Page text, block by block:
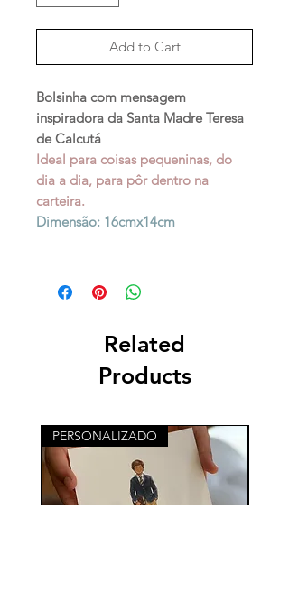
Add to Cart
Bolsinha com mensagem
inspiradora da Santa Madre Teresa
de Calcutá
Ideal para coisas pequeninas, do
dia a dia, para pôr dentro na
carteira.
Dimensão: 16cmx14cm
Related
Products
PERSONALIZADO